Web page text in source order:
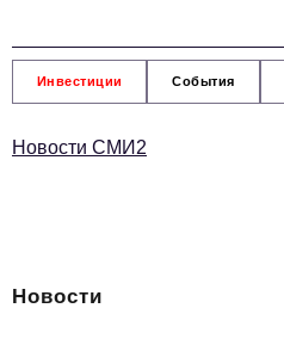
Инвестиции События
Новости СМИ2
Новости